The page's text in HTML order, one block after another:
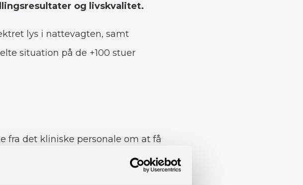
og livskvalitet.
lys i nattevagten, samt
situation på de +100 stuer
fra det kliniske personale om at få
haft i + 8 år inden flytningen